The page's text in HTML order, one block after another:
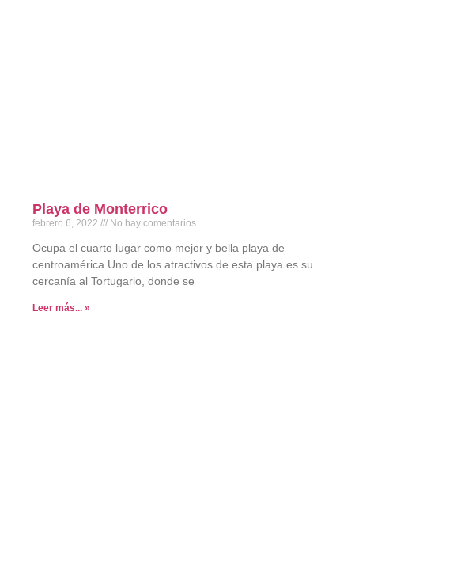
Playa de Monterrico
febrero 6, 2022 No hay comentarios
Ocupa el cuarto lugar como mejor y bella playa de
centroamérica Uno de los atractivos de esta playa es su
cercanía al Tortugario, donde se
Leer más... »